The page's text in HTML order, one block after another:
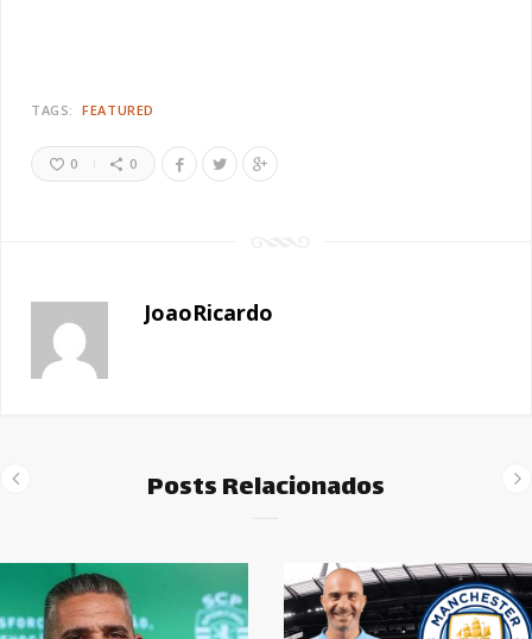
TAGS: FEATURED
0 0
JoaoRicardo
Posts Relacionados